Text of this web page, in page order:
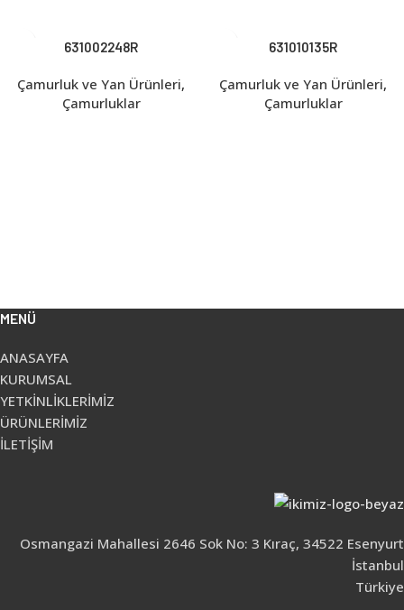
631002248R
Çamurluk ve Yan Ürünleri,
Çamurluklar
631010135R
Çamurluk ve Yan Ürünleri,
Çamurluklar
MENÜ
ANASAYFA
KURUMSAL
YETKİNLİKLERİMİZ
ÜRÜNLERİMİZ
İLETİŞİM
Osmangazi Mahallesi 2646 Sok No: 3 Kıraç, 34522 Esenyurt
İstanbul
Türkiye